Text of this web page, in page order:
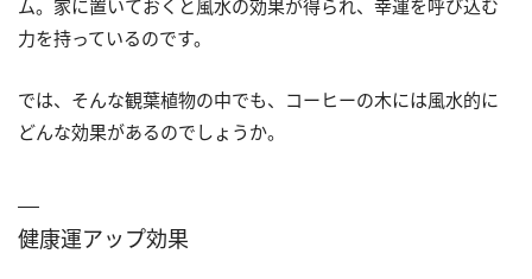
ム。家に置いておくと風水の効果が得られ、幸運を呼び込む
力を持っているのです。
では、そんな観葉植物の中でも、コーヒーの木には風水的に
どんな効果があるのでしょうか。
健康運アップ効果